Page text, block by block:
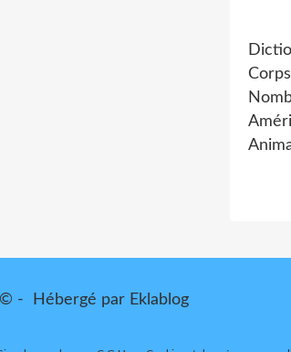
© - Hébergé par Eklablog